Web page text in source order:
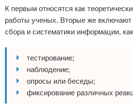
К первым относятся как
работы ученых. Вторые же включают
сбора и систематики информации,
тестирование;
наблюдение;
опросы или беседы;
фиксирование различных